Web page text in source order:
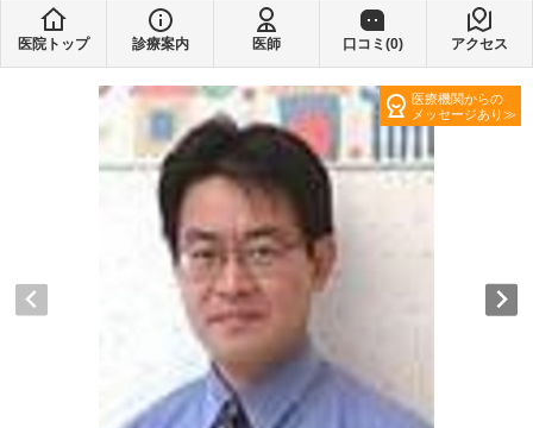
医院トップ 診療案内 医師 口コミ(0) アクセス
医療機関からの
メッセージあり